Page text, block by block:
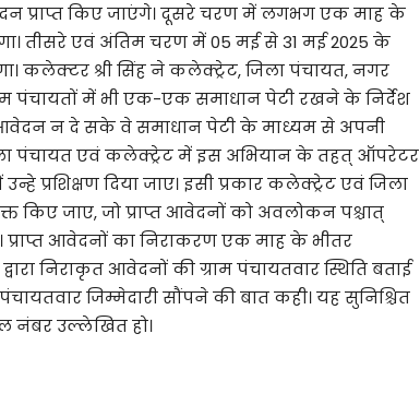
प्राप्त किए जाएंगे। दूसरे चरण में लगभग एक माह के
तीसरे एवं अंतिम चरण में 05 मई से 31 मई 2025 के
कलेक्टर श्री सिंह ने कलेक्ट्रेट, जिला पंचायत, नगर
पंचायतों में भी एक-एक समाधान पेटी रखने के निर्देश
आवेदन न दे सके वे समाधान पेटी के माध्यम से अपनी
पंचायत एवं कलेक्ट्रेट में इस अभियान के तहत् ऑपरेटर
प्रशिक्षण दिया जाए। इसी प्रकार कलेक्ट्रेट एवं जिला
किए जाए, जो प्राप्त आवेदनों को अवलोकन पश्चात्
प्राप्त आवेदनों का निराकरण एक माह के भीतर
निराकृत आवेदनों की ग्राम पंचायतवार स्थिति बताई
जिम्मेदारी सौंपने की बात कही। यह सुनिश्चित
नंबर उल्लेखित हो।